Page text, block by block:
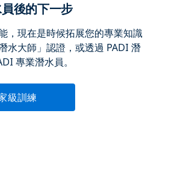
後的下一步
，現在是時候拓展您的專業知識
水大師」認證，或透過 PADI 潛
專業潛水員。
級訓練